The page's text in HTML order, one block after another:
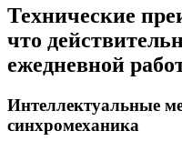
Технические
что
ежедневной
Интеллектуальные
синхромеханика